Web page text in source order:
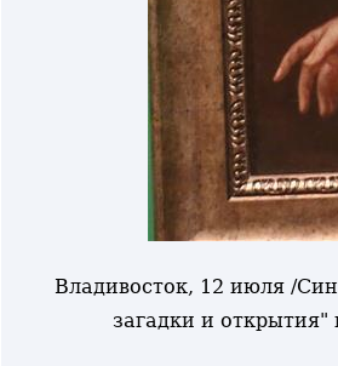
Владивосток, 12 июля /
загадки и открытия"